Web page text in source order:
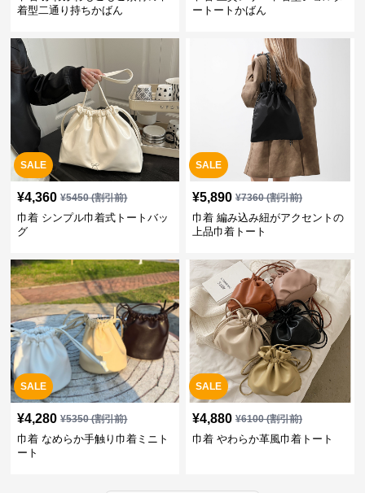
着型二通り持ちかばん
ートートかばん
SALE
¥4,360 ¥5450(割引前)
巾着 シンプル巾着式トートバッ
グ
SALE
¥5,890 ¥7360(割引前)
巾着 編み込み紐がアクセントの
上品巾着トート
SALE
¥4,280 ¥5350(割引前)
巾着 なめらか手触り巾着ミニト
ート
SALE
¥4,880 ¥6100(割引前)
巾着 やわらか革風巾着トート